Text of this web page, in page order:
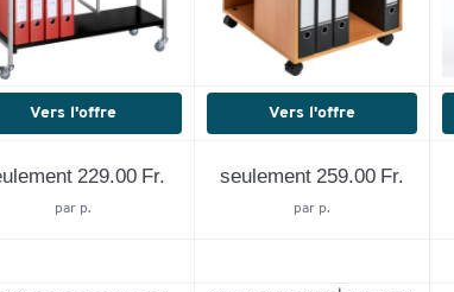
Vers l'offre Vers l'offre
229.00 Fr.
par p.
seulement 259.00 Fr.
par p.